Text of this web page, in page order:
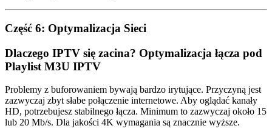
Część 6: Optymalizacja Sieci
Dlaczego IPTV się zacina? Optymalizacja łącza pod
Playlist M3U IPTV
Problemy z buforowaniem bywają bardzo irytujące. Przyczyną jest
zazwyczaj zbyt słabe połączenie internetowe. Aby oglądać kanały
HD, potrzebujesz stabilnego łącza. Minimum to zazwyczaj około 15
lub 20 Mb/s. Dla jakości 4K wymagania są znacznie wyższe.